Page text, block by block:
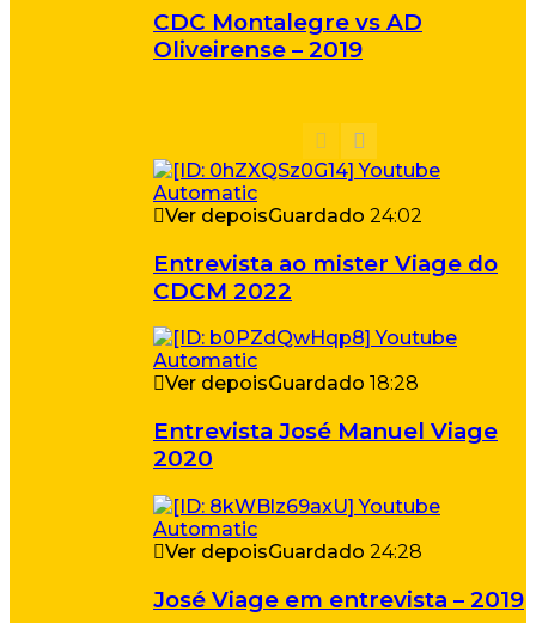
CDC Montalegre vs AD
Oliveirense – 2019
Ver depoisGuardado 24:02
Entrevista ao mister Viage do
CDCM 2022
Ver depoisGuardado 18:28
Entrevista José Manuel Viage
2020
Ver depoisGuardado 24:28
José Viage em entrevista – 2019